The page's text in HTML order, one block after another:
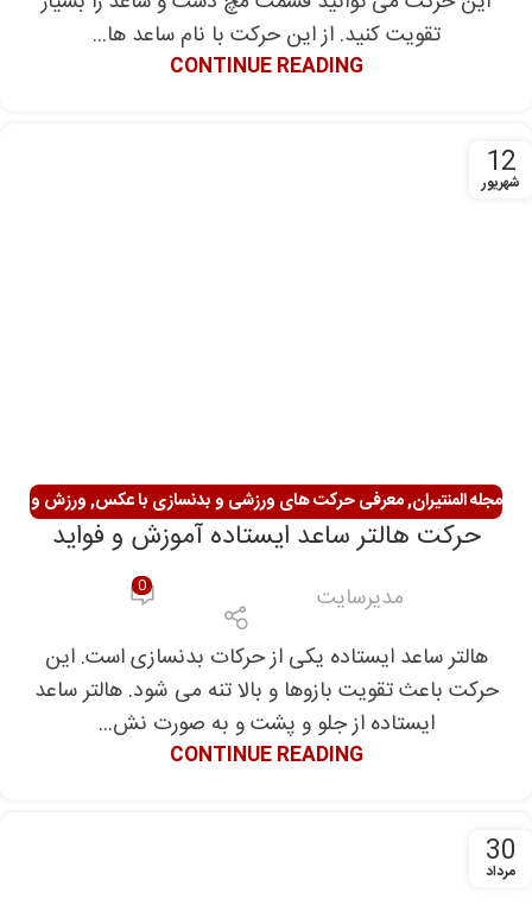
تقویت کنید. از این حرکت با نام ساعد ها...
CONTINUE READING
12
شهریور
مجله المنتیران,معرفی حرکت های ورزشی و بدنسازی با عکس,ورزش و
سلامتی
حرکت هالتر ساعد ایستاده آموزش و فواید
مدیرسایت 0
هالتر ساعد ایستاده یکی از حرکات بدنسازی است. این
حرکت باعث تقویت بازوها و بالا تنه می شود. هالتر ساعد
ایستاده از جلو و پشت و به صورت نش...
CONTINUE READING
30
مرداد